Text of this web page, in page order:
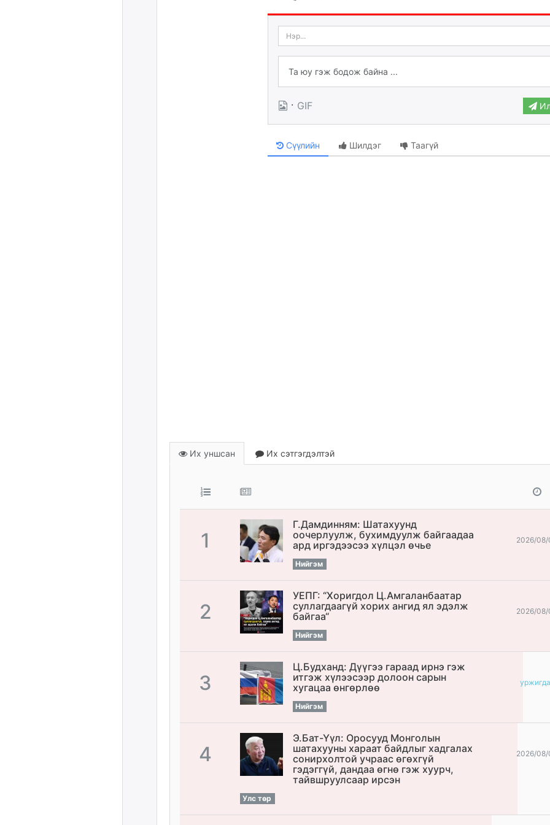
· GIF
Сүүлийн Шилдэг Таагүй
Их уншсан Их сэтгэгдэлтэй
1
Г.Дамдинням: Шатахуунд
оочерлуулж, бухимдуулж байгаадаа
ард иргэдээсээ хүлцэл өчье
Нийгэм
2026/08/
2
УЕПГ: “Хоригдол Ц.Амгаланбаатар
cуллагдаагүй хорих ангид ял эдэлж
байгаа“
Нийгэм
2026/08/
3
Ц.Будханд: Дүүгээ гараад ирнэ гэж
итгэж хүлээсээр долоон сарын
хугацаа өнгөрлөө
Нийгэм
4
Э.Бат-Үүл: Оросууд Монголын
шатахууны хараат байдлыг хадгалах
сонирхолтой учраас өгөхгүй
гэдэггүй, дандаа өгнө гэж хуурч,
тайвшруулсаар ирсэн
Улс төр
2026/08/